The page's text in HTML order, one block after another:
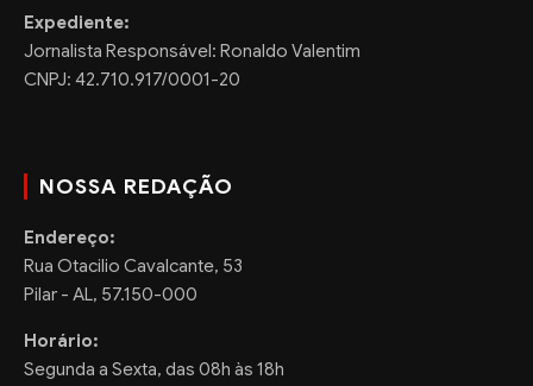
Expediente:
Jornalista Responsável: Ronaldo Valentim
CNPJ: 42.710.917/0001-20
NOSSA REDAÇÃO
Endereço:
Rua Otacilio Cavalcante, 53
Pilar - AL, 57.150-000
Horário:
Segunda a Sexta, das 08h às 18h